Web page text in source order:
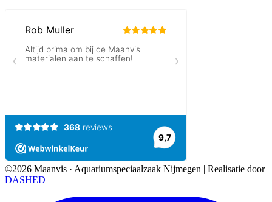
©2026 Maanvis · Aquariumspeciaalzaak Nijmegen | Realisatie door
DASHED